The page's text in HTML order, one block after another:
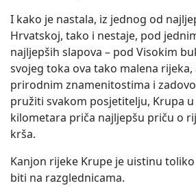
I kako je nastala, iz jednog od
Hrvatskoj, tako i nestaje, pod
najljepših slapova – pod Visokim
svojeg toka ova tako malena
prirodnim znamenitostima i
pružiti svakom posjetitelju, Krupa u
kilometara priča najljepšu priču o
krša.
Kanjon rijeke Krupe je uistinu
biti na razglednicama.